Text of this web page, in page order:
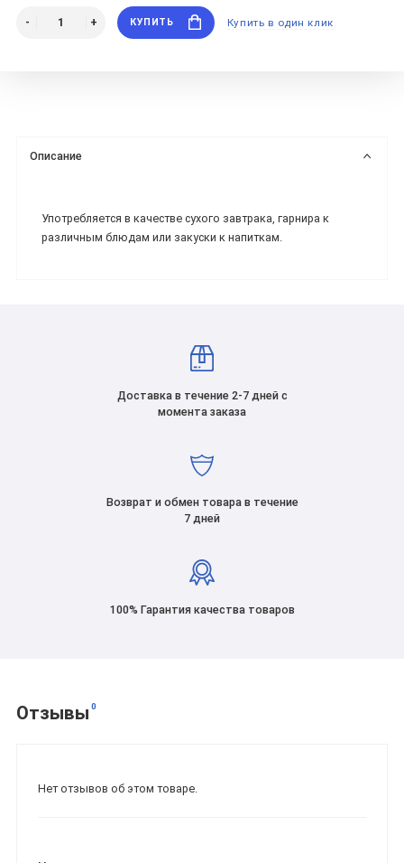
КУПИТЬ Купить в один клик
Описание
Употребляется в качестве сухого завтрака, гарнира к
различным блюдам или закуски к напиткам.
Доставка в течение 2-7 дней с
момента заказа
Возврат и обмен товара в течение
7 дней
100% Гарантия качества товаров
Отзывы 0
Нет отзывов об этом товаре.